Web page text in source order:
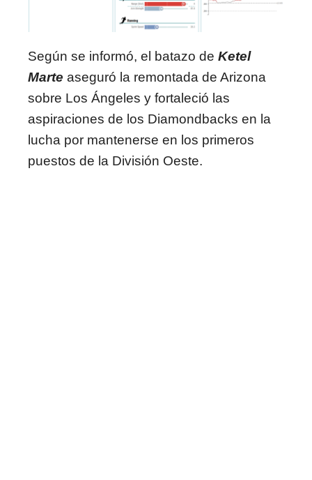
Según se informó, el batazo de Ketel
Marte aseguró la remontada de Arizona
sobre Los Ángeles y fortaleció las
aspiraciones de los Diamondbacks en la
lucha por mantenerse en los primeros
puestos de la División Oeste.